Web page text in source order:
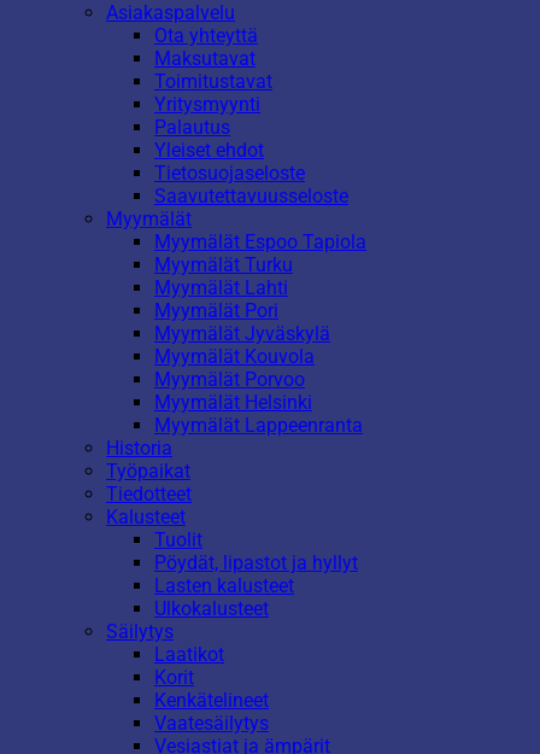
Asiakaspalvelu
Ota yhteyttä
Maksutavat
Toimitustavat
Yritysmyynti
Palautus
Yleiset ehdot
Tietosuojaseloste
Saavutettavuusseloste
Myymälät
Myymälät Espoo Tapiola
Myymälät Turku
Myymälät Lahti
Myymälät Pori
Myymälät Jyväskylä
Myymälät Kouvola
Myymälät Porvoo
Myymälät Helsinki
Myymälät Lappeenranta
Historia
Työpaikat
Tiedotteet
Kalusteet
Tuolit
Pöydät, lipastot ja hyllyt
Lasten kalusteet
Ulkokalusteet
Säilytys
Laatikot
Korit
Kenkätelineet
Vaatesäilytys
Vesiastiat ja ämpärit